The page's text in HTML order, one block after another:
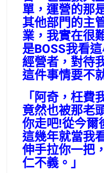
單，運營的那
其他部門的主
業，我實在很
是BOSS我看
經營者，對待
這件事情要不
「阿奇，枉
竟然也被那老
你走吧!從今爾
這幾年就當我
伸手拉你一把
仁不義。」